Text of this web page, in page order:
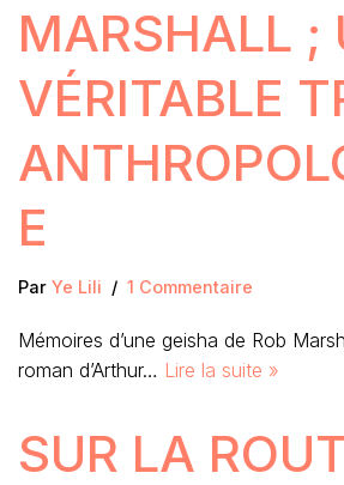
MARSHALL ;
VÉRITABLE
E
Par Ye Lili 1 Commentaire
Mémoires d’une geisha de Rob
roman d’Arthur… Lire la suite »
SUR LA